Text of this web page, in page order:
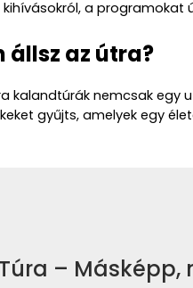
a programokat
állsz az útra?
kalandtúrák nemcsak egy
gyűjts, amelyek egy
– Másképp,